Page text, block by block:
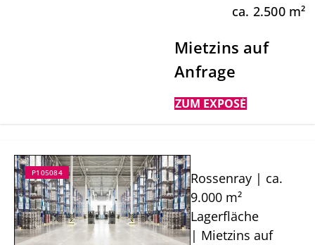
ca. 2.500 m²
Mietzins auf
Anfrage
ZUM EXPOSÉ
P105084
Rossenray | ca.
9.000 m²
Lagerfläche
| Mietzins auf